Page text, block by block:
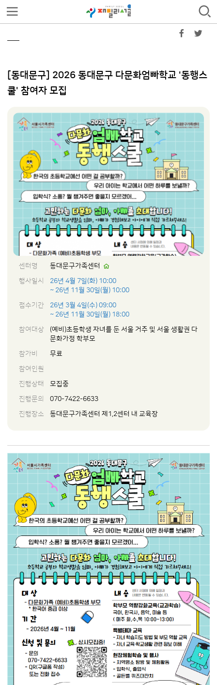
[동대문구] 2026 동대문구 다문화엄빠학교 '동행스
쿨' 참여자 모집
센터명
동대문구가족센터
행사일시
26년 4월 7일(화) 10:00
~ 26년 11월 30일(월) 10:00
접수기간
26년 3월 4일(수) 09:00
~ 26년 11월 30일(월) 18:00
참여대상
(예비)초등학생 자녀를 둔 서울 거주 및 서울 생활권 다
문화가정 학부모
참가비
무료
참여인원
진행상태
모집중
진행문의
070-7422-6633
진행장소
동대문구가족센터 제1,2센터 내 교육장